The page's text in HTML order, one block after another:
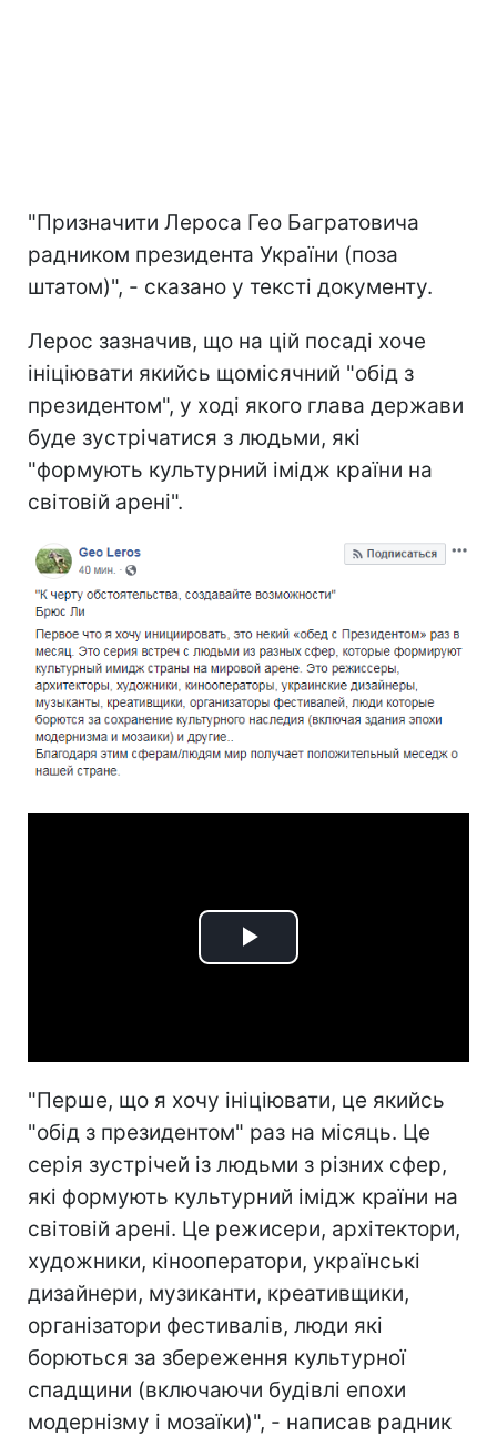
"Призначити Лероса Гео Багратовича
радником президента України (поза
штатом)", - сказано у тексті документу.
Лерос зазначив, що на цій посаді хоче
ініціювати якийсь щомісячний "обід з
президентом", у ході якого глава держави
буде зустрічатися з людьми, які
"формують культурний імідж країни на
світовій арені".
Play
"Перше, що я хочу ініціювати, це якийсь
"обід з президентом" раз на місяць. Це
серія зустрічей із людьми з різних сфер,
які формують культурний імідж країни на
світовій арені. Це режисери, архітектори,
художники, кінооператори, українські
дизайнери, музиканти, креативщики,
організатори фестивалів, люди які
борються за збереження культурної
спадщини (включаючи будівлі епохи
модернізму і мозаїки)", - написав радник